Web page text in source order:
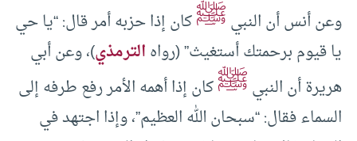
وعن أنس أن النبيﷺكان إذا حزبه أمر قال: “يا حي
يا قيوم برحمتك أستغيث” (رواهالترمذي)، وعن أبي
هريرة أن النبيﷺكان إذا أهمه الأمر رفع طرفه إلى
السماء فقال: “سبحان الله العظيم”، وإذا اجتهد في